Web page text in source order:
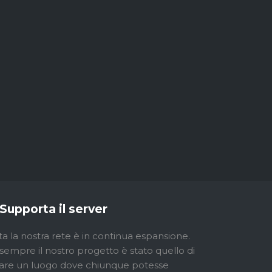
il server
la nostra rete è in continua espansione.
il nostro progetto è stato quello di
un luogo dove chiunque potesse